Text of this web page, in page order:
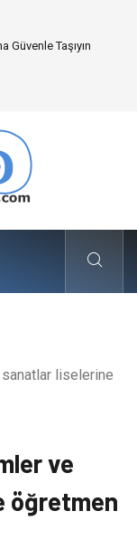
Güvenle Taşıyın
liselerine
ve
öğretmen